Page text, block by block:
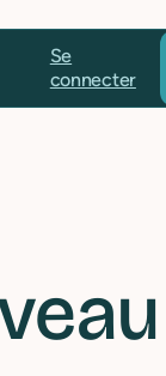
Se
connecter